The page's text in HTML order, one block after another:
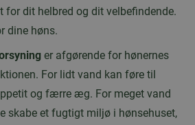
dit helbred og dit velbefindende.
dine høns.
er afgørende for hønernes
For lidt vand kan føre til
og færre æg. For meget vand
skabe et fugtigt miljø i hønsehuset,